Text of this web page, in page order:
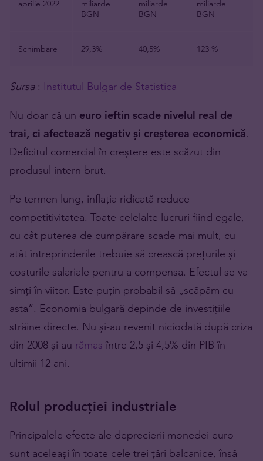
aprilie 2022
miliarde
BGN
miliarde
BGN
miliarde
BGN
Schimbare 29,3% 40,5% 123 %
Sursa : Institutul Bulgar de Statistica
Nu doar că un euro ieftin scade nivelul real de
trai, ci afectează negativ și creșterea economică.
Deficitul comercial în creștere este scăzut din
produsul intern brut.
Pe termen lung, inflația ridicată reduce
competitivitatea. Toate celelalte lucruri fiind egale,
cu cât puterea de cumpărare scade mai mult, cu
atât întreprinderile trebuie să crească prețurile și
costurile salariale pentru a compensa. Efectul se va
simți în viitor. Este puțin probabil să „scăpăm cu
asta”. Economia bulgară depinde de investițiile
străine directe. Nu și-au revenit niciodată după criza
din 2008 și au rămas între 2,5 și 4,5% din PIB în
ultimii 12 ani.
Rolul producției industriale
Principalele efecte ale deprecierii monedei euro
sunt aceleași în toate cele trei țări balcanice, însă